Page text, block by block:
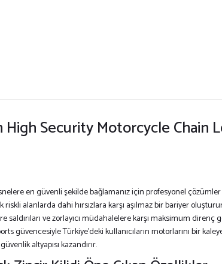
High Security Motorcycle Chain
en güvenli şekilde bağlamanız için profesyonel
riskli alanlarda dahi hırsızlara karşı aşılmaz bir bariyer
saldırıları ve zorlayıcı müdahalelere karşı maksimum
güvencesiyle Türkiye’deki kullanıcıların motorlarını bir
altyapısı kazandırır.